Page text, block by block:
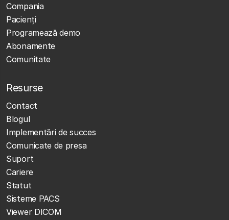
Compania
Pacienți
Programează demo
Abonamente
Comunitate
Resurse
Contact
Blogul
Implementări de succes
Comunicate de presa
Suport
Cariere
Statut
Sisteme PACS
Viewer DICOM